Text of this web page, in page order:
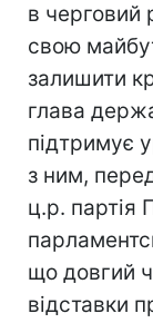
в черговий
свою
залишити
глава
підтримує
з ним,
ц.р.
що довгий
відставки